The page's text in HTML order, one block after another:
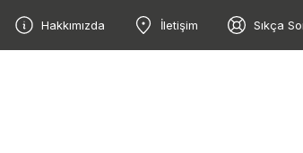
Hakkımızda İletişim Sıkça